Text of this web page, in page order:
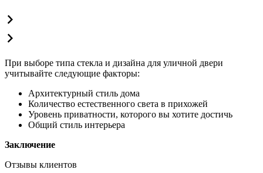
При выборе типа стекла и дизайна для уличной двери
учитывайте следующие факторы:
Архитектурный стиль дома
Количество естественного света в прихожей
Уровень приватности, которого вы хотите достичь
Общий стиль интерьера
Заключение
Отзывы клиентов